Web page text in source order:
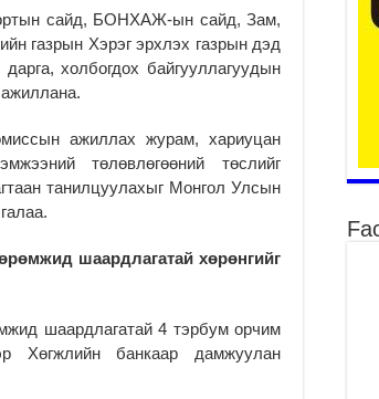
сайд, БОНХАЖ-ын сайд, Зам,
газрын Хэрэг эрхлэх газрын дэд
холбогдох байгууллагуудын
ажиллана.
ажиллах журам, хариуцан
төлөвлөгөөний төслийг
танилцуулахыг Монгол Улсын
шаардлагатай хөрөнгийг
шаардлагатай 4 тэрбум орчим
Хөгжлийн банкаар дамжуулан